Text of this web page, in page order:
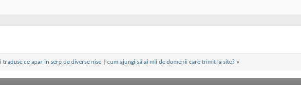
traduse ce apar in serp de diverse nise cum ajungi să ai mii de domenii care trimit la site? »